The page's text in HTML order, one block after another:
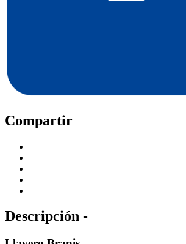
Compartir
Descripción -